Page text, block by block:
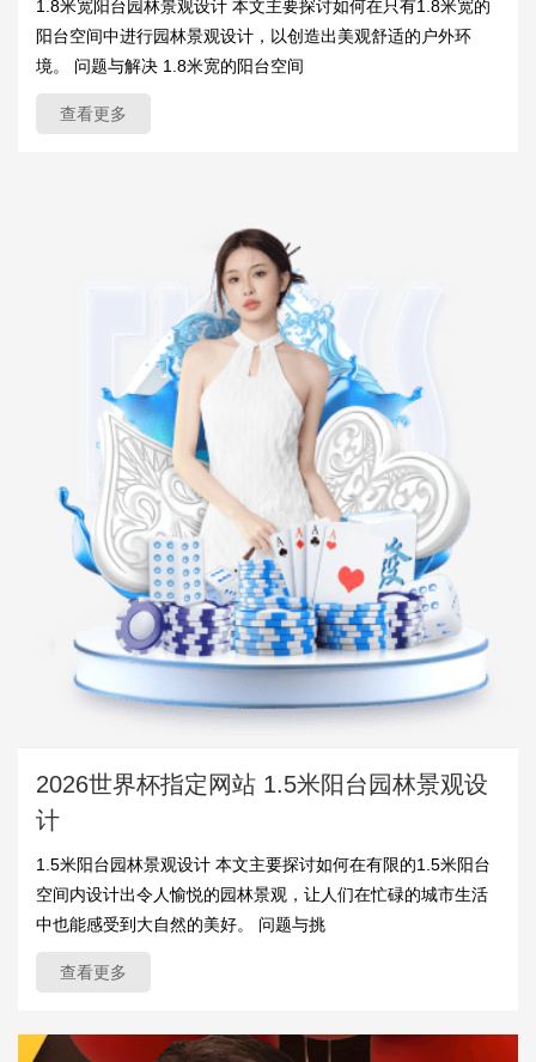
1.8米宽阳台园林景观设计 本文主要探讨如何在只有1.8米宽的
阳台空间中进行园林景观设计，以创造出美观舒适的户外环
境。 问题与解决 1.8米宽的阳台空间
查看更多
2026世界杯指定网站 1.5米阳台园林景观设
计
1.5米阳台园林景观设计 本文主要探讨如何在有限的1.5米阳台
空间内设计出令人愉悦的园林景观，让人们在忙碌的城市生活
中也能感受到大自然的美好。 问题与挑
查看更多